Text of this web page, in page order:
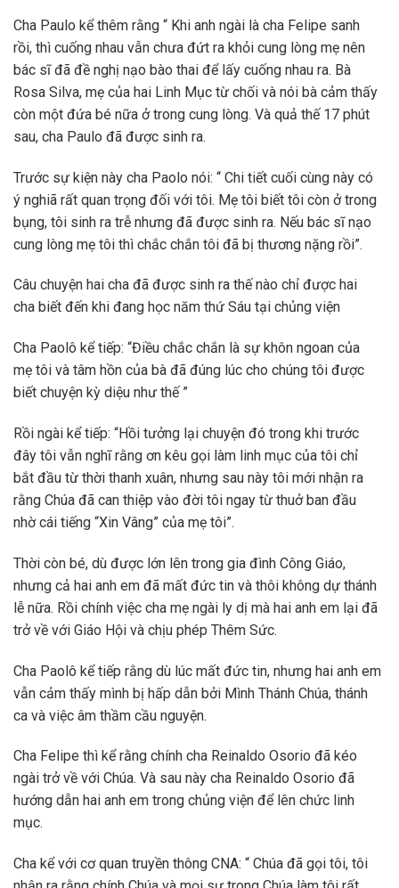
Cha Paulo kể thêm rằng “ Khi anh ngài là cha Felipe sanh
rồi, thì cuống nhau vẫn chưa đứt ra khỏi cung lòng mẹ nên
bác sĩ đã đề nghị nạo bào thai để lấy cuống nhau ra. Bà
Rosa Silva, mẹ của hai Linh Mục từ chối và nói bà cảm thấy
còn một đứa bé nữa ở trong cung lòng. Và quả thế 17 phút
sau, cha Paulo đã được sinh ra.
Trước sự kiện này cha Paolo nói: “ Chi tiết cuối cùng này có
ý nghiã rất quan trọng đối với tôi. Mẹ tôi biết tôi còn ở trong
bụng, tôi sinh ra trễ nhưng đã được sinh ra. Nếu bác sĩ nạo
cung lòng mẹ tôi thì chắc chắn tôi đã bị thương nặng rồi”.
Câu chuyện hai cha đã được sinh ra thế nào chỉ được hai
cha biết đến khi đang học năm thứ Sáu tại chủng viện
Cha Paolô kể tiếp: “Điều chắc chắn là sự khôn ngoan của
mẹ tôi và tâm hồn của bà đã đúng lúc cho chúng tôi được
biết chuyện kỳ diệu như thế ”
Rồi ngài kể tiếp: “Hồi tưởng lại chuyện đó trong khi trước
đây tôi vẫn nghĩ rằng ơn kêu gọi làm linh mục của tôi chỉ
bắt đầu từ thời thanh xuân, nhưng sau này tôi mới nhận ra
rằng Chúa đã can thiệp vào đời tôi ngay từ thuở ban đầu
nhờ cái tiếng “Xin Vâng” của mẹ tôi”.
Thời còn bé, dù được lớn lên trong gia đình Công Giáo,
nhưng cả hai anh em đã mất đức tin và thôi không dự thánh
lễ nữa. Rồi chính việc cha mẹ ngài ly dị mà hai anh em lại đã
trở về với Giáo Hội và chịu phép Thêm Sức.
Cha Paolô kể tiếp rằng dù lúc mất đức tin, nhưng hai anh em
vẫn cảm thấy mình bị hấp dẫn bởi Mình Thánh Chúa, thánh
ca và việc âm thầm cầu nguyện.
Cha Felipe thì kể rằng chính cha Reinaldo Osorio đã kéo
ngài trở về với Chúa. Và sau này cha Reinaldo Osorio đã
hướng dẫn hai anh em trong chủng viện để lên chức linh
mục.
Cha kể với cơ quan truyền thông CNA: “ Chúa đã gọi tôi, tôi